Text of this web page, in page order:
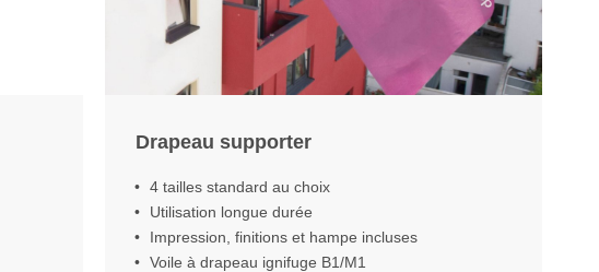
Drapeau supporter
4 tailles standard au choix
Utilisation longue durée
Impression, finitions et hampe incluses
Voile à drapeau ignifuge B1/M1